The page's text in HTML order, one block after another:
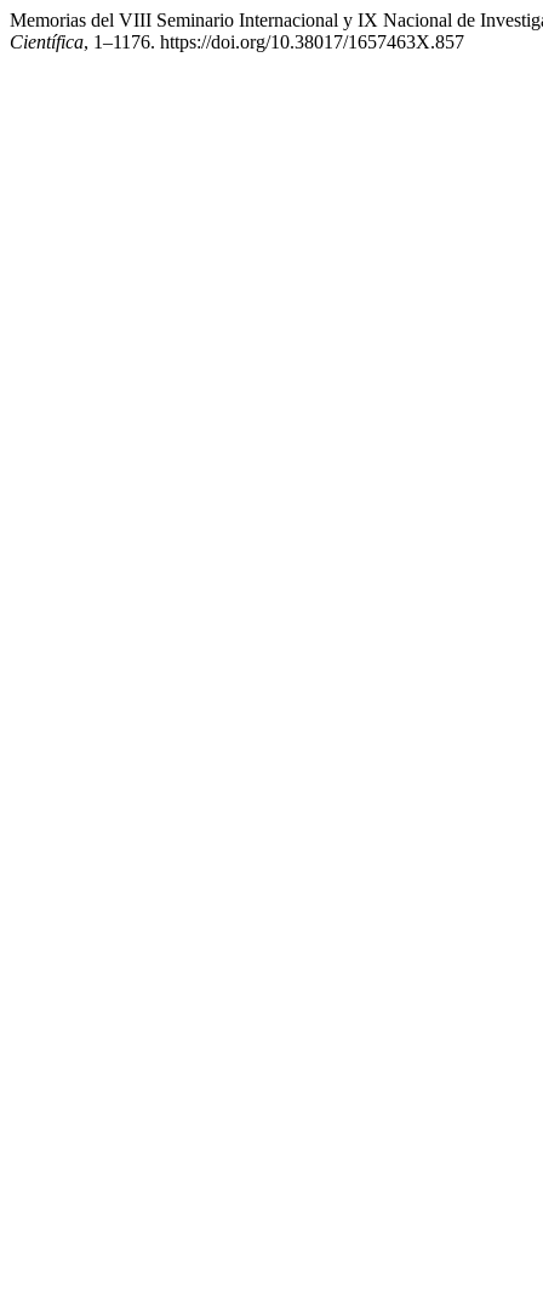
Memorias del VIII Seminario Internacional y IX Nacional de
Científica, 1–1176. https://doi.org/10.38017/1657463X.857